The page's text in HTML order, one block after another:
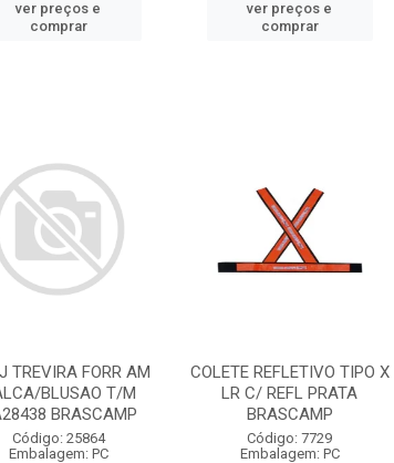
ver preços e
comprar
ver preços e
comprar
TREVIRA FORR AM
BLUSAO T/M
BRASCAMP
Código: 25864
Embalagem: PC
COLETE REFLETIVO TIPO X
LR C/ REFL PRATA
BRASCAMP
Código: 7729
Embalagem: PC